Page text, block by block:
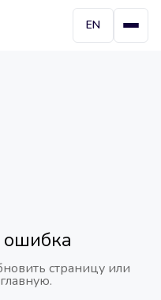
EN
страницу или